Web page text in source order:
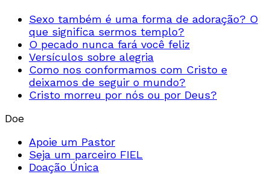
Sexo também é uma forma de adoração? O
que significa sermos templo?
O pecado nunca fará você feliz
Versículos sobre alegria
Como nos conformamos com Cristo e
deixamos de seguir o mundo?
Cristo morreu por nós ou por Deus?
Doe
Apoie um Pastor
Seja um parceiro FIEL
Doação Única